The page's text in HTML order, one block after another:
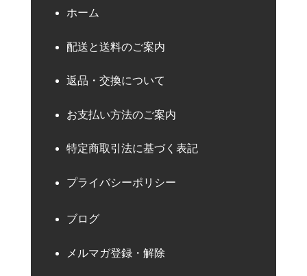
ホーム
配送と送料のご案内
返品・交換について
お支払い方法のご案内
特定商取引法に基づく表記
プライバシーポリシー
ブログ
メルマガ登録・解除